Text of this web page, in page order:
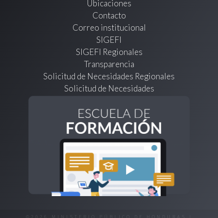
Ubicaciones
Contacto
Correo institucional
SIGEFI
SIGEFI Regionales
Transparencia
Solicitud de Necesidades Regionales
Solicitud de Necesidades
©2026 MINISTERIO PÚBLICO DE HONDURAS |